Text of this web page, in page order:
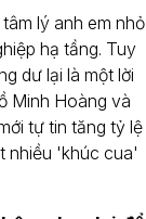
lý anh em nhỏ
hạ tầng. Tuy
dư lại là một lời
Minh Hoàng và
tự tin tăng tỷ lệ
nhiều 'khúc cua'